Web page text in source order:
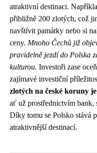
atraktivní destinaci.
přibližně 200 zlotých, což
navštívit památky nebo si
ceny. Mnoho Čechů již
pravidelně jezdí do Polska
kulturou. Investoři zase
zajímavé investiční
zlotých na české koruny
ať už prostřednictvím bank,
Díky tomu se Polsko stává
atraktivnější destinací.